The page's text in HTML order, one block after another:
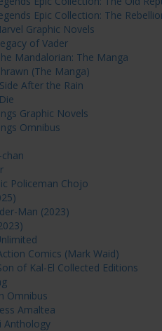
Epic Collection: The
Graphic Novels
of Vader
Mandalorian: The Manga
(The Manga)
After the Rain
Graphic Novels
Omnibus
Policeman Chojo
Man (2023)
Comics (Mark Waid)
of Kal-El Collected Editions
Omnibus
Amaltea
Anthology